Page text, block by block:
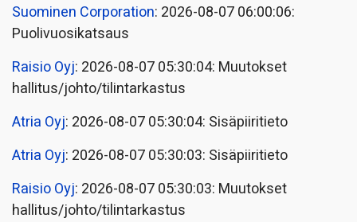
Suominen Corporation: 2026-08-07 06:00:06:
Puolivuosikatsaus
Raisio Oyj: 2026-08-07 05:30:04: Muutokset
hallitus/johto/tilintarkastus
Atria Oyj: 2026-08-07 05:30:04: Sisäpiiritieto
Atria Oyj: 2026-08-07 05:30:03: Sisäpiiritieto
Raisio Oyj: 2026-08-07 05:30:03: Muutokset
hallitus/johto/tilintarkastus